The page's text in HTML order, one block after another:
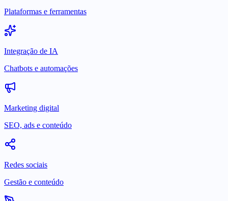
Plataformas e ferramentas
Integração de IA
Chatbots e automações
Marketing digital
SEO, ads e conteúdo
Redes sociais
Gestão e conteúdo